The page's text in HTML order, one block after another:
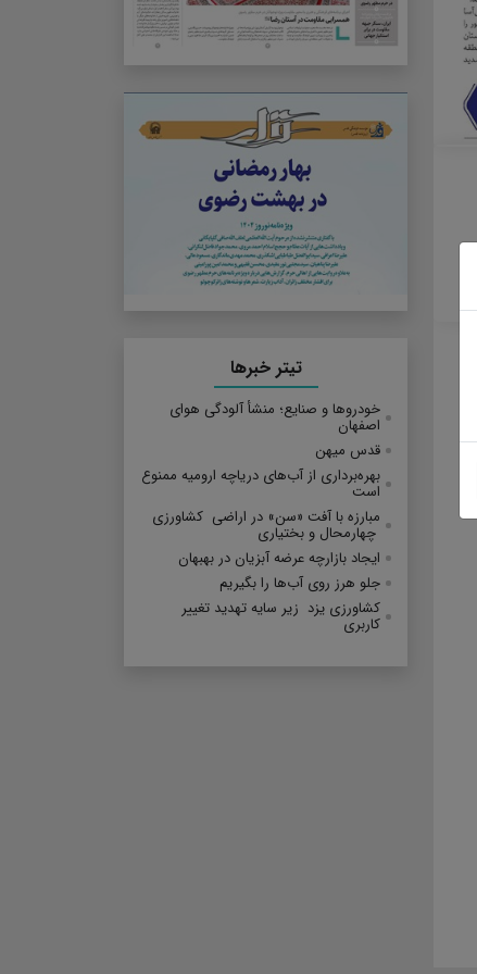
تیتر خبرها
خودروها و صنایع؛ منشأ آلودگی هوای
اصفهان
قدس میهن
بهره‌برداری از آب‌های دریاچه ارومیه ممنوع
است
مبارزه با آفت «سن» در اراضی کشاورزی
چهارمحال و بختیاری
ایجاد بازارچه عرضه آبزیان در بهبهان
جلو هرز روی آب‌ها را بگیریم
کشاورزی یزد زیر سایه تهدید تغییر
کاربری